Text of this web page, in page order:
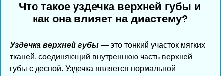
Что такое уздечка верхней губы и
как она влияет на диастему?
Уздечка верхней губы — это тонкий участок мягких
тканей, соединяющий внутреннюю часть верхней
губы с десной. Уздечка является нормальной